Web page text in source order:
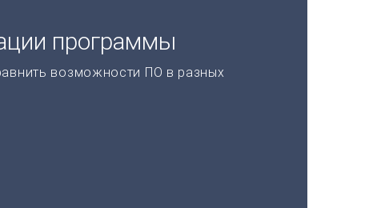
программы
возможности ПО в разных